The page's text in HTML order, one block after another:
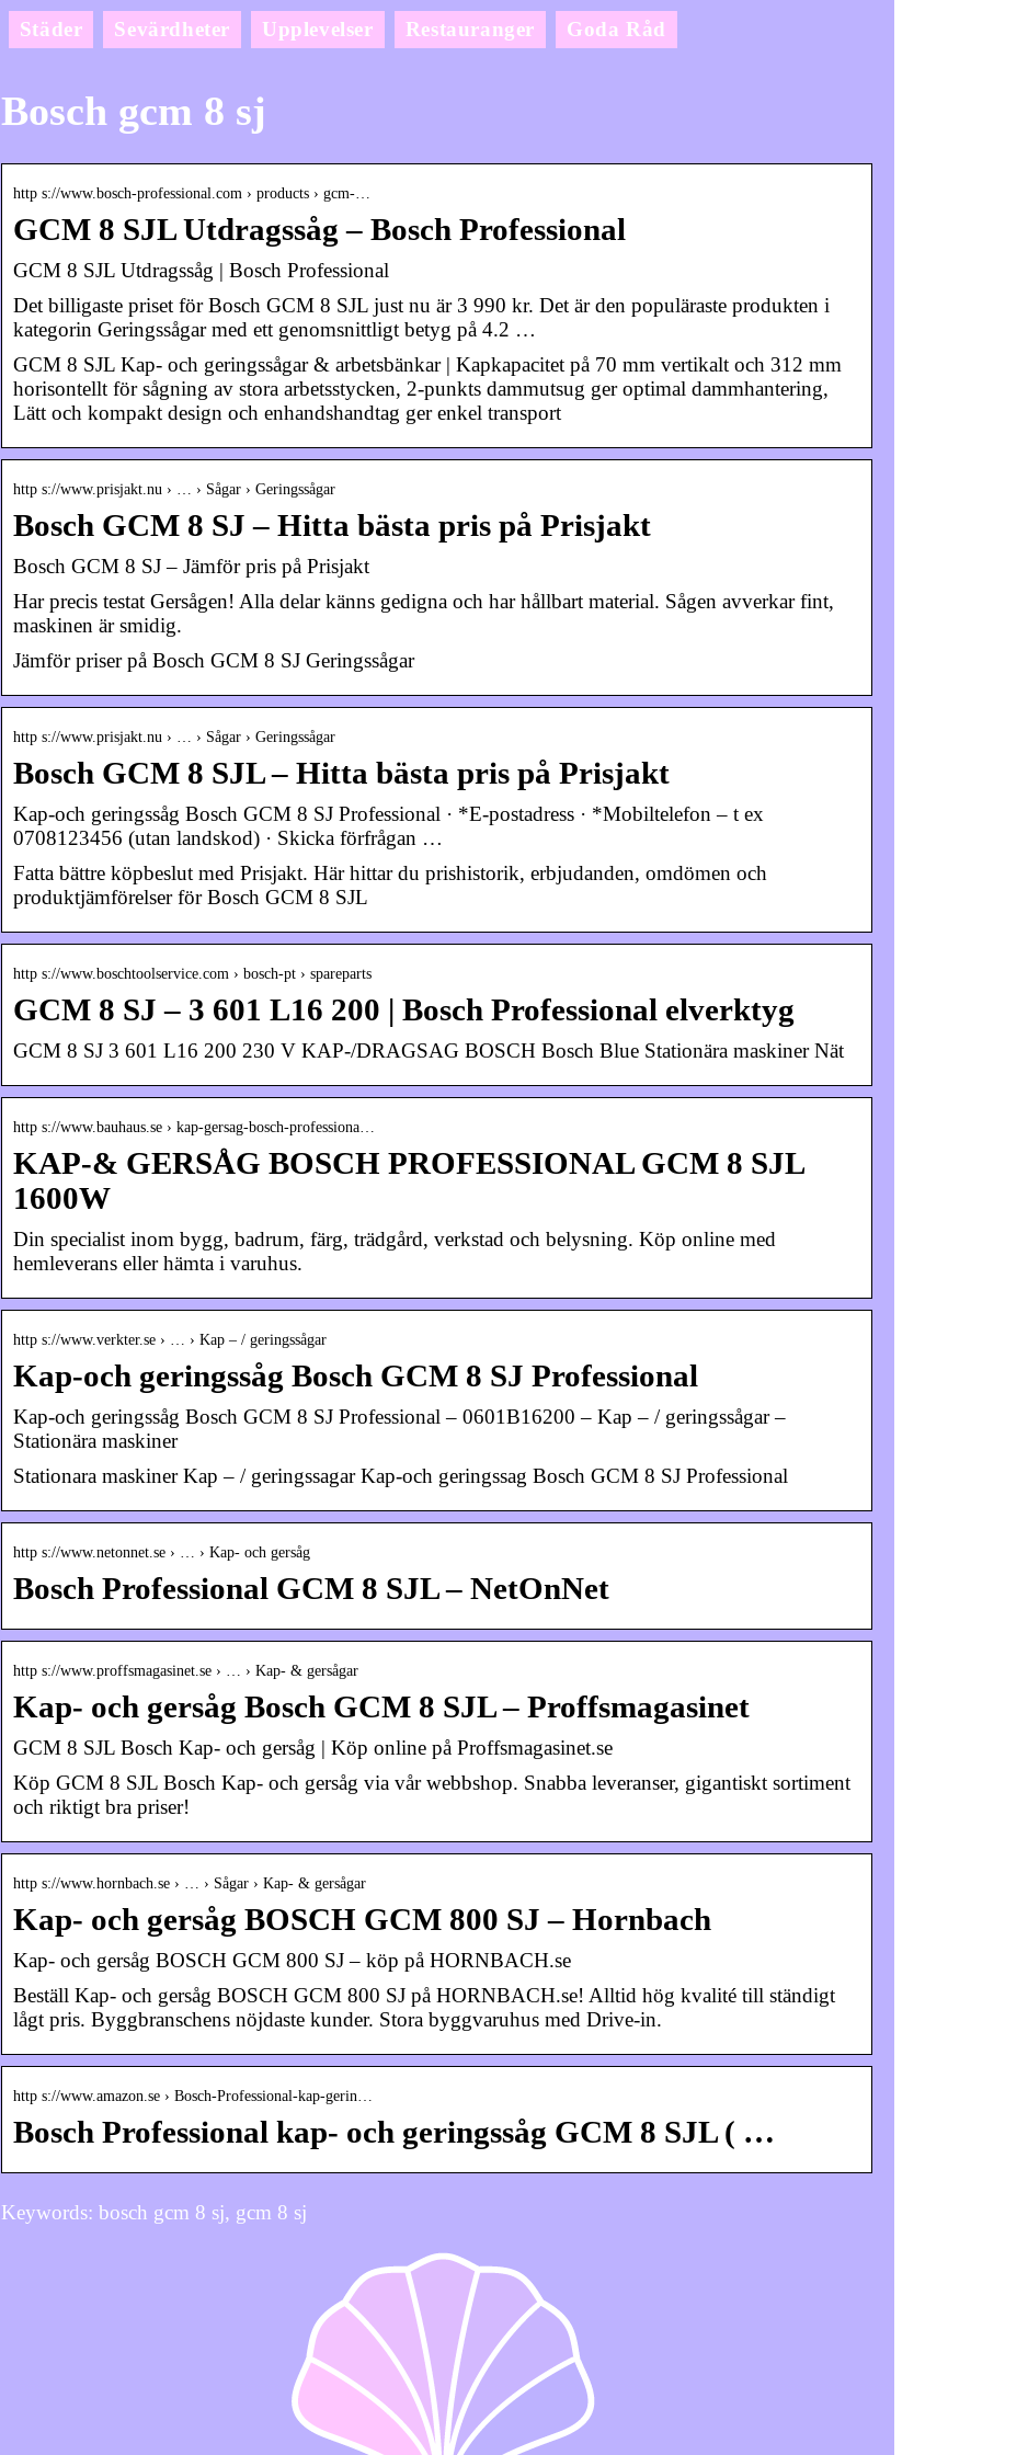
Städer Sevärdheter Upplevelser Restauranger Goda Råd
Bosch gcm 8 sj
http s://www.bosch-professional.com › products › gcm-…
GCM 8 SJL Utdragssåg – Bosch Professional
GCM 8 SJL Utdragssåg | Bosch Professional
Det billigaste priset för Bosch GCM 8 SJL just nu är 3 990 kr. Det är den populäraste produkten i
kategorin Geringssågar med ett genomsnittligt betyg på 4.2 …
GCM 8 SJL Kap- och geringssågar & arbetsbänkar | Kapkapacitet på 70 mm vertikalt och 312 mm
horisontellt för sågning av stora arbetsstycken, 2-punkts dammutsug ger optimal dammhantering,
Lätt och kompakt design och enhandshandtag ger enkel transport
http s://www.prisjakt.nu › … › Sågar › Geringssågar
Bosch GCM 8 SJ – Hitta bästa pris på Prisjakt
Bosch GCM 8 SJ – Jämför pris på Prisjakt
Har precis testat Gersågen! Alla delar känns gedigna och har hållbart material. Sågen avverkar fint,
maskinen är smidig.
Jämför priser på Bosch GCM 8 SJ Geringssågar
http s://www.prisjakt.nu › … › Sågar › Geringssågar
Bosch GCM 8 SJL – Hitta bästa pris på Prisjakt
Kap-och geringssåg Bosch GCM 8 SJ Professional · *E-postadress · *Mobiltelefon – t ex
0708123456 (utan landskod) · Skicka förfrågan …
Fatta bättre köpbeslut med Prisjakt. Här hittar du prishistorik, erbjudanden, omdömen och
produktjämförelser för Bosch GCM 8 SJL
http s://www.boschtoolservice.com › bosch-pt › spareparts
GCM 8 SJ – 3 601 L16 200 | Bosch Professional elverktyg
GCM 8 SJ 3 601 L16 200 230 V KAP-/DRAGSAG BOSCH Bosch Blue Stationära maskiner Nät
http s://www.bauhaus.se › kap-gersag-bosch-professiona…
KAP-& GERSÅG BOSCH PROFESSIONAL GCM 8 SJL
1600W
Din specialist inom bygg, badrum, färg, trädgård, verkstad och belysning. Köp online med
hemleverans eller hämta i varuhus.
http s://www.verkter.se › … › Kap – / geringssågar
Kap-och geringssåg Bosch GCM 8 SJ Professional
Kap-och geringssåg Bosch GCM 8 SJ Professional – 0601B16200 – Kap – / geringssågar –
Stationära maskiner
Stationara maskiner Kap – / geringssagar Kap-och geringssag Bosch GCM 8 SJ Professional
http s://www.netonnet.se › … › Kap- och gersåg
Bosch Professional GCM 8 SJL – NetOnNet
http s://www.proffsmagasinet.se › … › Kap- & gersågar
Kap- och gersåg Bosch GCM 8 SJL – Proffsmagasinet
GCM 8 SJL Bosch Kap- och gersåg | Köp online på Proffsmagasinet.se
Köp GCM 8 SJL Bosch Kap- och gersåg via vår webbshop. Snabba leveranser, gigantiskt sortiment
och riktigt bra priser!
http s://www.hornbach.se › … › Sågar › Kap- & gersågar
Kap- och gersåg BOSCH GCM 800 SJ – Hornbach
Kap- och gersåg BOSCH GCM 800 SJ – köp på HORNBACH.se
Beställ Kap- och gersåg BOSCH GCM 800 SJ på HORNBACH.se! Alltid hög kvalité till ständigt
lågt pris. Byggbranschens nöjdaste kunder. Stora byggvaruhus med Drive-in.
http s://www.amazon.se › Bosch-Professional-kap-gerin…
Bosch Professional kap- och geringssåg GCM 8 SJL ( …
Keywords: bosch gcm 8 sj, gcm 8 sj